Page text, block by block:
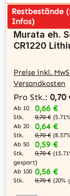
Restbestände
Infos)
muRata
Murata eh.
CR1220
Batterie
Preise inkl.
Versandkosten
Pro Stk.: 0,70
Ab 10
Stk.
0,66 €
0,70 €
Ab 20
Stk.
0,64 €
0,70 €
Ab 50
Stk.
0,59 €
0,70 €
gespart)
Ab 100
Stk.
0,56 €
0,70 € (20%